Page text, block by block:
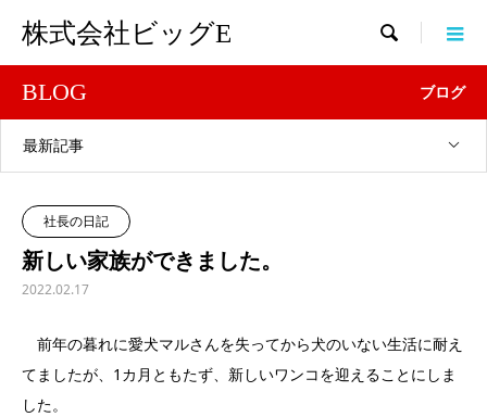
株式会社ビッグE 
BLOG ブログ
最新記事
社長の日記
新しい家族ができました。
2022.02.17
前年の暮れに愛犬マルさんを失ってから犬のいない生活に耐え
てましたが、1カ月ともたず、新しいワンコを迎えることにしま
した。